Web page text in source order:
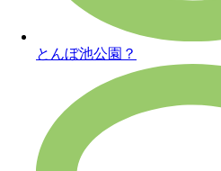
とんぼ池公園？